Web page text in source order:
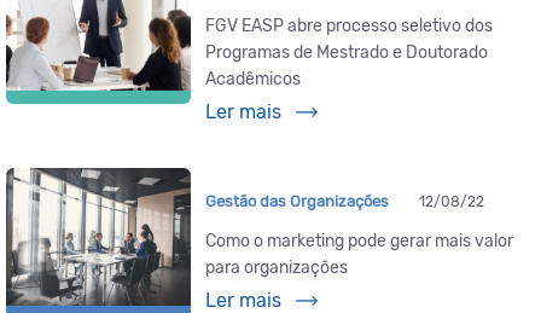
FGV EASP abre processo seletivo dos
Programas de Mestrado e Doutorado
Acadêmicos
Ler mais
Gestão das Organizações 12/08/22
Como o marketing pode gerar mais valor
para organizações
Ler mais